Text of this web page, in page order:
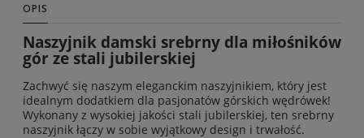
OPIS
Naszyjnik damski srebrny dla miłośników
gór ze stali jubilerskiej
Zachwyć się naszym eleganckim naszyjnikiem, który jest
idealnym dodatkiem dla pasjonatów górskich wędrówek!
Wykonany z wysokiej jakości stali jubilerskiej, ten srebrny
naszyjnik łączy w sobie wyjątkowy design i trwałość.